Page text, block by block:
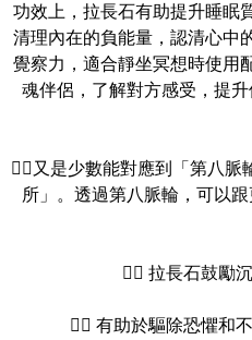
功效上，拉長石有助提升睡眠
清理內在的負能量，認清心中
覺察力，適合靜坐冥想時使用
魂伴侶，了解對方感受，提
👉🏻又是少數能對應到「第八
所」。透過第八脈輪，可以
👉🏻 拉長石鼓勵
👉🏻 有助於驅除恐懼